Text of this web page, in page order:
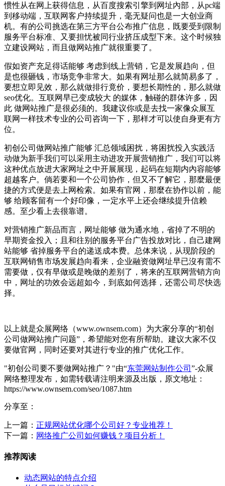
惯性从在网上获得信息，从百度搜索引擎到网址內部，从pc端
到移动端，互联网客户持续提升，毫无疑问也是一大创业商
机。有的公司挑选在第三方平台公布推广信息，既要受到限制
服务平台标准、又要担忧被同行业挤压成型下来。这个时候独
立建设网站，而且做网站推广就很重要了。
假如资产充足得话能够 考虑到线上营销，它是发展趋向，但
是也很砸钱，市场竞争非常大。如果有网址那么就简易多了，
要想立即见效，那么就做排行竟价，要想长期性的，那么就做
seo优化。互联网早已变成较大 的媒体，触碰的群体许多，因
此 做网站推广是很必须的。我建议你或是去找一家像众展互
联网一样技术专业的公司咨询一下，那样才可以使自身更有方
位。
初创公司做网站推广能够 汇总领域困扰，将困扰投入实践活
动做为新手我们可以采用主动进攻开展营销推广，我们可以将
这种优点放进大家网址之中开展展现，起码在短期内內容能够
超越客户。倘若要和一个公司协作，但又不了解它，那麼最便
捷的方式便是去上网检索。如果有官网，那麼在协作以前，能
够 给顾客留有一个好印像，一定水平上还会继续提升信赖
感。至少看上去很靠谱。
对营销推广新品而言，网址能够 做为通水地，省掉了不明的
早期资金投入；且和往别的服务平台广告投放对比，自己建网
站能够 省掉服务平台的递送成本费。总体来说，从现阶段的
互联网销售市场发展趋向看来，企业融资做网址早已沒有需不
需要做，仅有早做或是晚做的差别了，将来的互联网营销方向
中，网址的功效会远超如今，到底如何选择，还需公司尽快选
择。
以上就是众展网络（www.ownsem.com）为大家分享的“初创
公司做网站推广问题”，希望能对您有所帮助。建议大家不仅
要做官网，同时还要对其进行专业的推广优化工作。
"初创公司要不要做网站推广？"由“东莞网站制作公司 ”-众展
网络整理发布，如需转载请注明来源及出版，原文地址：
https://www.ownsem.com/seo/1087.htm
分享至：
上一篇： 正规网站优化哪个公司好？专业推荐！
下一篇： 网络推广公司如何赚钱？项目分析！
推荐阅读
动态网站的特点介绍